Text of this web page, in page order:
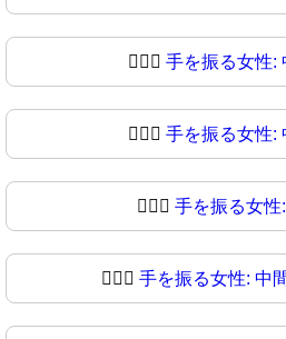
💁🏽‍♀️ 手を振る女性:
💁🏽‍♀ 手を振る女性:
💁🏾‍♀️ 手を振る女性
💁🏾‍♀ 手を振る女性: 中